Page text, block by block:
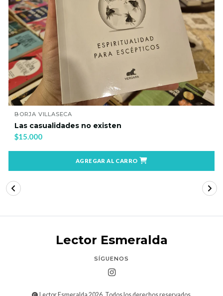
IMMA MARTÍNEZ
La quinta revolución industrial
$22.900
AGREGAR AL CARRO
Lector Esmeralda
SÍGUENOS